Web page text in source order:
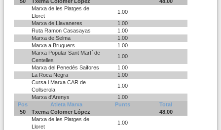
Marxa de les Platges de
Lloret
1.00
Marxa de Llavaneres
1.00
Ruta Ramon Casasayas
1.00
Marxa de Selma
1.00
Marxa a Bruguers
1.00
Marxa Popular Sant Martí de
Centelles
1.00
Marxa del Penedés Saifores
1.00
La Roca Negra
1.00
Cursa i Marxa CAR de
Collserola
1.00
Marxa d'Arenys
1.00
Pos
Atleta Marxa Punts
Total
50
Txema Colomer López
48.00
Marxa de les Platges de
Lloret
1.00